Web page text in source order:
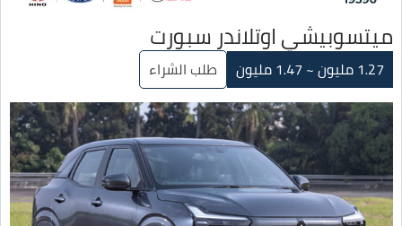
ميتسوبيشي اوتلاندر سبورت
1.27 مليون ~ 1.47 مليون طلب الشراء